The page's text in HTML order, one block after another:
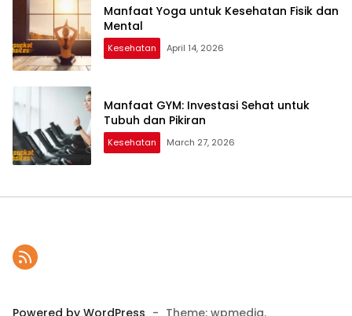
Manfaat Yoga untuk Kesehatan Fisik dan
Mental
Kesehatan April 14, 2026
Manfaat GYM: Investasi Sehat untuk
Tubuh dan Pikiran
Kesehatan March 27, 2026